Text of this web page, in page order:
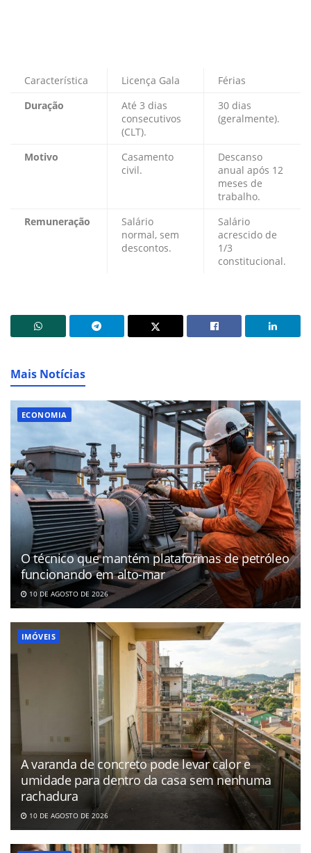
Característica Licença Gala
Férias
Duração
Até 3 dias
consecutivos
(CLT).
30 dias
(geralmente).
Motivo
Casamento
civil.
Descanso
anual após 12
meses de
trabalho.
Remuneração
Salário
normal, sem
descontos.
Salário
acrescido de
1/3
constitucional.
Mais Notícias
ECONOMIA
O técnico que mantém plataformas de petróleo
funcionando em alto-mar
10 DE AGOSTO DE 2026
IMÓVEIS
A varanda de concreto pode levar calor e
umidade para dentro da casa sem nenhuma
rachadura
10 DE AGOSTO DE 2026